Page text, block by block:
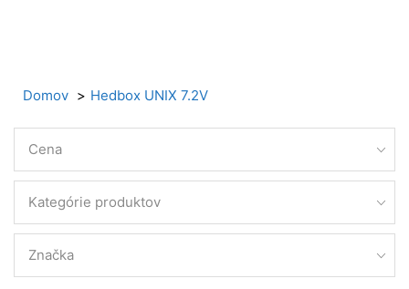
Domov Hedbox UNIX 7.2V
Cena
Kategórie produktov
Značka